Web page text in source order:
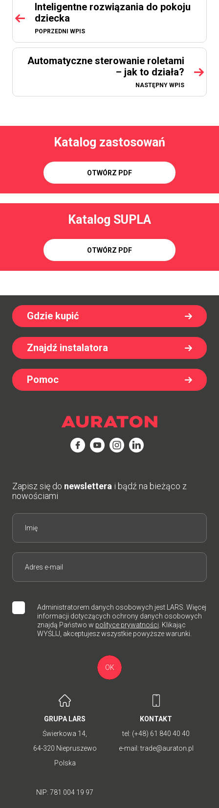
Inteligentne rozwiązania do pokoju
dziecka
POPRZEDNI WPIS
Automatyczne sterowanie roletami
– jak to działa?
NASTĘPNY WPIS
Katalog zastosowań
OTWÓRZ PDF
Katalog SUPLA
OTWÓRZ PDF
Gdzie kupić
Znajdź instalatora
Pomoc
Zapisz się do newslettera i bądź na bieżąco z
nowościami
OK
Administratorem danych osobowych jest LARS. Więcej
informacji dotyczących ochrony danych osobowych
znajdą Państwo w polityce prywatności. Klikając
WYŚLIJ, akceptujesz wszystkie powyższe warunki.
GRUPA LARS
Świerkowa 14,
64-320 Niepruszewo
Polska
NIP: 781 004 19 97
KONTAKT
tel: (+48) 61 840 40 40
e-mail:trade@auraton.pl